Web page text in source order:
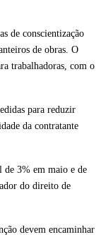
de conscientização
de obras. O
trabalhadoras, com o
para reduzir
da contratante
de 3% em maio e de
do direito de
devem encaminhar